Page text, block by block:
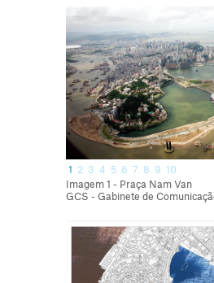
Imagem 1 - Praça Nam Van
GCS - Gabinete de
1 2 3 4 5 6 7 8 9 10